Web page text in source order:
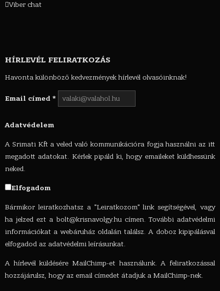
Viber chat
HÍRLEVÉL FELIRATKOZÁS
Havonta különböző kedvezmények hírlevél olvasóinknak!
Email címed *
Adatvédelem
A Srimati Kft a veled való kommunikációra fogja használni az itt
megadott adatokat. Kérlek pipáld ki, hogy emaileket küldhessünk
neked.
Elfogadom
Bármikor leiratkozhatsz a "Leiratkozom" link segítségével, vagy
ha jelzed ezt a bolt@krisnavolgy.hucímen. További adatvédelmi
információkat a webáruház oldalán találsz. A doboz kipipálásval
elfogadod az adatvédelmi leírásunkat.
A hírlevél küldésére MailChimp-et használunk. A feliratkozással
hozzájárulsz, hogy az email címedet átadjuk a MailChimp-nek.